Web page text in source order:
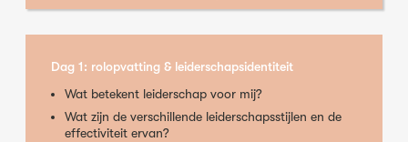
Dag 1: rolopvatting & leiderschapsidentiteit
Wat betekent leiderschap voor mij?
Wat zijn de verschillende leiderschapsstijlen en de
effectiviteit ervan?